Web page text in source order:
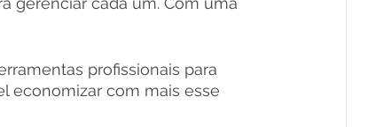
profissionais para
economizar com mais esse